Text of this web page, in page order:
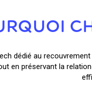
dédié au
en préservant la